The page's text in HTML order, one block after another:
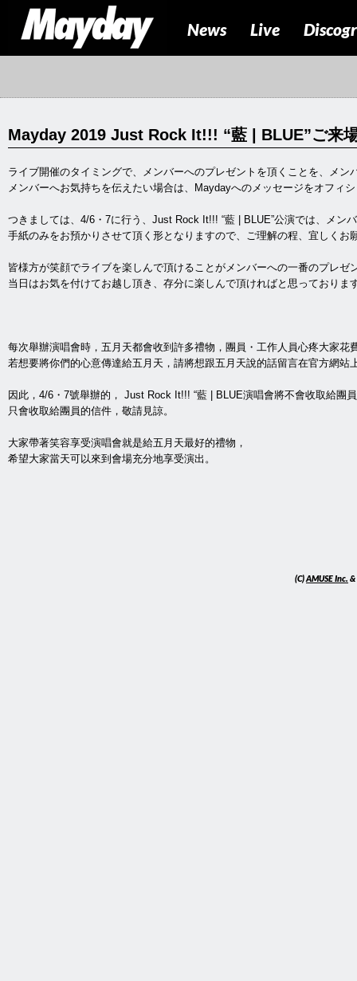
News Live
Mayday 2019 Just Rock It!!! “藍 | BLUE”ご来
ライブ開催のタイミングで、メンバーへのプレゼントを頂くことを、メ
メンバーへお気持ちを伝えたい場合は、Maydayへのメッセージをオフィ
つきましては、4/6・7に行う、Just Rock It!!! “藍 | BLUE”公演では、メン
手紙のみをお預かりさせて頂く形となりますので、ご理解の程、宜しくお
皆様方が笑顔でライブを楽しんで頂けることがメンバーへの一番のプレゼ
当日はお気を付けてお越し頂き、存分に楽しんで頂ければと思っておりま
每次舉辦演唱會時，五月天都會收到許多禮物，團員・工作人員心疼大家花
若想要將你們的心意傳達給五月天，請將想跟五月天說的話留言在官方網站
因此，4/6・7號舉辦的， Just Rock It!!! “藍 | BLUE演唱會將不會收取給團
只會收取給團員的信件，敬請見諒。
大家帶著笑容享受演唱會就是給五月天最好的禮物，
希望大家當天可以來到會場充分地享受演出。
(C)AMUSE Inc. &